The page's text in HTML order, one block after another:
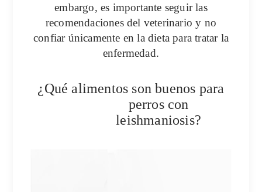
embargo, es importante seguir las
recomendaciones del veterinario y no
confiar únicamente en la dieta para tratar la
enfermedad.
¿Qué alimentos son buenos para
perros con
leishmaniosis?